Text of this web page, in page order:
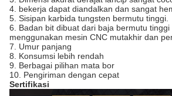
4. bekerja dapat diandalkan dan sangat
5. Sisipan karbida tungsten bermutu tinggi.
6. Badan bit dibuat dari baja bermutu
menggunakan mesin CNC mutakhir dan
7. Umur panjang
8. Konsumsi lebih rendah
9. Berbagai pilihan mata bor
10. Pengiriman dengan cepat
Sertifikasi